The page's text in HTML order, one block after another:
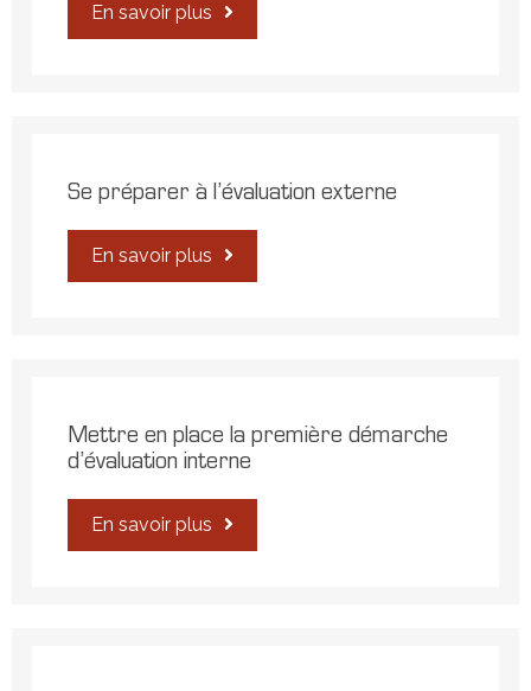
En savoir plus
Se préparer à l’évaluation externe
En savoir plus
Mettre en place la première démarche
d’évaluation interne
En savoir plus